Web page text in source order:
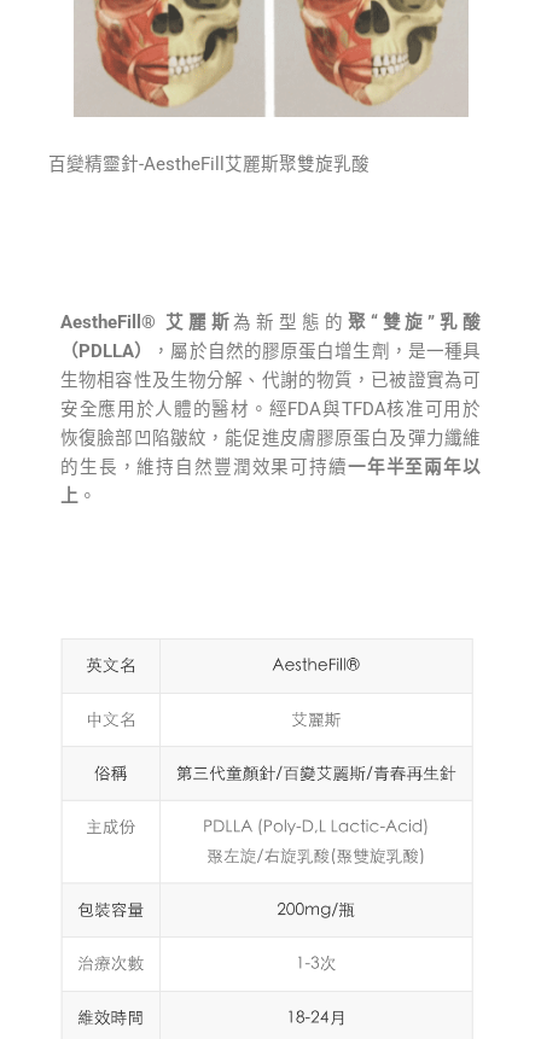
百變精靈針-AestheFill艾麗斯聚雙旋乳酸
AestheFill® 艾麗斯為新型態的 聚“雙旋”乳酸
（PDLLA）
，屬於自然的膠原蛋白增生劑，是一種具
生物相容性及生物分解、代謝的物質，已被證實為可
安全應用於人體的醫材。經FDA與TFDA核准可⽤於
恢復臉部凹陷皺紋，能促進皮膚膠原蛋白及彈力纖維
的生長，維持⾃然豐潤效果可持續⼀年半⾄兩年以
上 。